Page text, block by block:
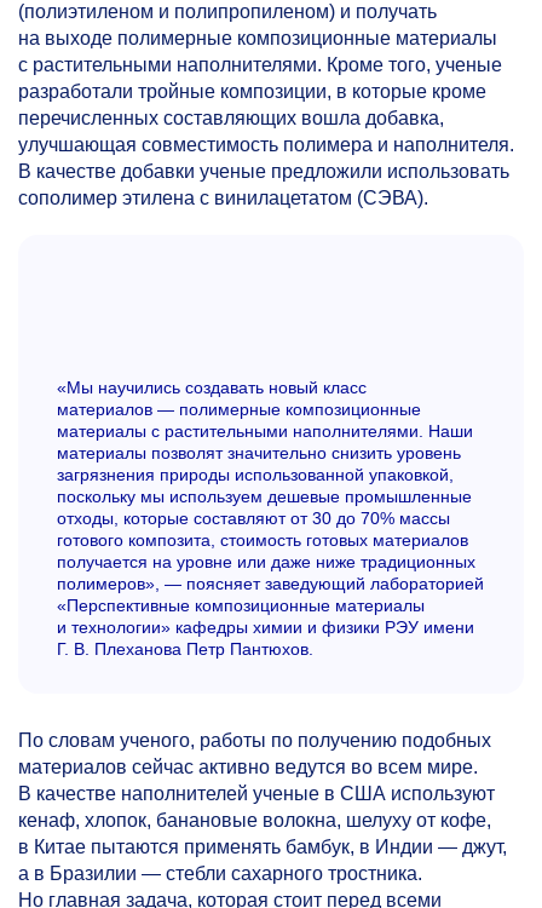
(полиэтиленом и полипропиленом) и получать
на выходе полимерные композиционные материалы
с растительными наполнителями. Кроме того, ученые
разработали тройные композиции, в которые кроме
перечисленных составляющих вошла добавка,
улучшающая совместимость полимера и наполнителя.
В качестве добавки ученые предложили использовать
сополимер этилена с винилацетатом (СЭВА).
«Мы научились создавать новый класс
материалов — полимерные композиционные
материалы с растительными наполнителями. Наши
материалы позволят значительно снизить уровень
загрязнения природы использованной упаковкой,
поскольку мы используем дешевые промышленные
отходы, которые составляют от 30 до 70% массы
готового композита, стоимость готовых материалов
получается на уровне или даже ниже традиционных
полимеров», — поясняет заведующий лабораторией
«Перспективные композиционные материалы
и технологии» кафедры химии и физики РЭУ имени
Г. В. Плеханова Петр Пантюхов.
По словам ученого, работы по получению подобных
материалов сейчас активно ведутся во всем мире.
В качестве наполнителей ученые в США используют
кенаф, хлопок, банановые волокна, шелуху от кофе,
в Китае пытаются применять бамбук, в Индии — джут,
а в Бразилии — стебли сахарного тростника.
Но главная задача, которая стоит перед всеми